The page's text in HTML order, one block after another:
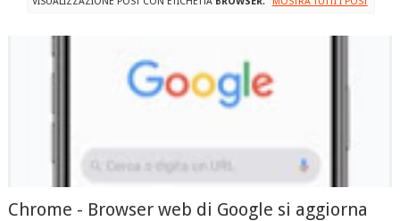
Chrome - Browser web di Google si aggiorna